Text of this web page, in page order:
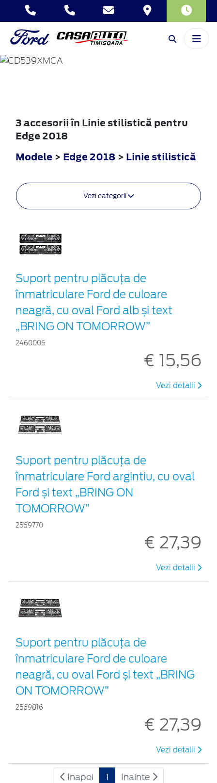
EDGE
3 accesorii în Linie stilistică pentru
Edge 2018
Modele > Edge 2018 > Linie stilistică
Vezi categorii
Suport pentru plăcuța de
înmatriculare Ford de culoare
neagră, cu oval Ford alb și text
„BRING ON TOMORROW”
2460006
€ 15,56
Vezi detalii
Suport pentru plăcuța de
înmatriculare Ford argintiu, cu oval
Ford și text „BRING ON
TOMORROW”
2569770
€ 27,39
Vezi detalii
Suport pentru plăcuța de
înmatriculare Ford de culoare
neagră, cu oval Ford și text „BRING
ON TOMORROW”
2569816
€ 27,39
Vezi detalii
Inapoi 1 Inainte